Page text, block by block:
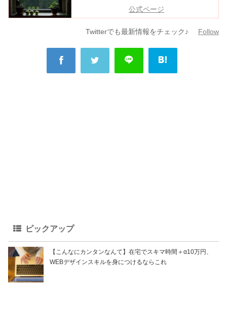
公式ページ
Twitterでも最新情報をチェック♪ Follow
ピックアップ
【こんなにカンタンなんて】在宅でスキマ時間＋α10万円、
WEBデザインスキルを身につけるならこれ